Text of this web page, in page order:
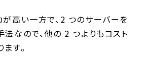
が高い一方で、2 つのサーバーを
なので、他の 2 つよりもコスト
す。